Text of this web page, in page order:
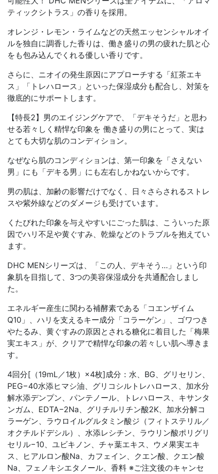
ティックシトラス」の香りを採用。
オレンジ・レモン・ライムなどの天然エッセンシャルオイ
ルを独自に調香した香りは、働き盛りの男の疲れた肌と心
をも包み込んでくれる優しい香りです。
さらに、ニオイの発生原因にアプローチする「紅茶エキ
ス」「トレハロース」といった保湿成分も配合し、対策を
徹底的にサポートします。
【特長2】男のエイジングケアで、「デキそうだ」と思わ
せる若々しく精悍な印象を 働き盛りの男にとって、実は
とても大切な肌のコンディション。
なぜなら肌のコンディションは、第一印象を「さえない
男」にも「デキる男」にも左右しかねないからです。
男の肌は、加齢の影響だけでなく、日々さらされるストレ
スや紫外線などのダメージも受けています。
くたびれた印象を与えやすいにごった肌は、こういった原
因でハリ不足や黄ぐすみ、乾燥などのトラブルを抱えてい
ます。
DHC MENシリーズは、「この人、デキそう…」という印
象肌を目指して、3つの美容保湿成分を共通配合しまし
た。
エネルギー産生に関わる補酵素である「コエンザイム
Q10」、ハリを支えるキー成分「コラーゲン」、ゴワつき
やたるみ、黄ぐすみの原因とされる糖化に着目した「梅果
実エキス」が、クリアで精悍な印象の若々しい肌へ導きま
す。
4回分[（19mL／1枚）×4枚]成分：水、BG、グリセリン、
PEG−40水添ヒマシ油、グリコシルトレハロース、加水分
解水添デンプン、パンテノール、トレハロース、キサンタ
ンガム、EDTA−2Na、グリチルリチン酸2K、加水分解コ
ラーゲン、ラウロイルグルタミン酸ジ（フィトステリル／
オクチルドデシル）、水添レシチン、ラウリン酸ポリグリ
セリル−10、ユビキノン、チャ葉エキス、ウメ果実エキ
ス、ヒアルロン酸Na、カフェイン、クエン酸、クエン酸
Na、フェノキシエタノール、香料 ※ご注文後のキャンセ